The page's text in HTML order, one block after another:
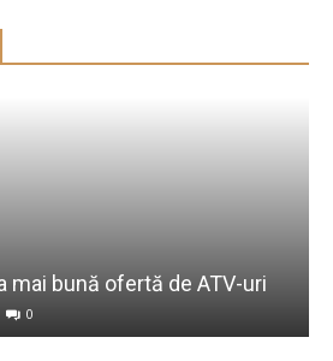
mai bună ofertă de ATV-uri
0